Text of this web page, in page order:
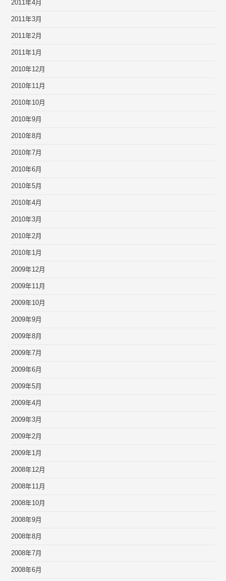
2011年4月
2011年3月
2011年2月
2011年1月
2010年12月
2010年11月
2010年10月
2010年9月
2010年8月
2010年7月
2010年6月
2010年5月
2010年4月
2010年3月
2010年2月
2010年1月
2009年12月
2009年11月
2009年10月
2009年9月
2009年8月
2009年7月
2009年6月
2009年5月
2009年4月
2009年3月
2009年2月
2009年1月
2008年12月
2008年11月
2008年10月
2008年9月
2008年8月
2008年7月
2008年6月